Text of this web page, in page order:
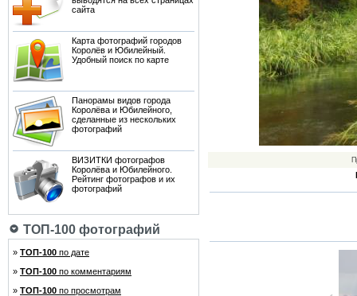
сайта
Карта фотографий городов
Королёв и Юбилейный.
Удобный поиск по карте
Панорамы видов города
Королёва и Юбилейного,
сделанные из нескольких
фотографий
ВИЗИТКИ фотографов
Королёва и Юбилейного.
Рейтинг фотографов и их
фотографий
ТОП-100 фотографий
» ТОП-100 по дате
» ТОП-100 по комментариям
» ТОП-100 по просмотрам